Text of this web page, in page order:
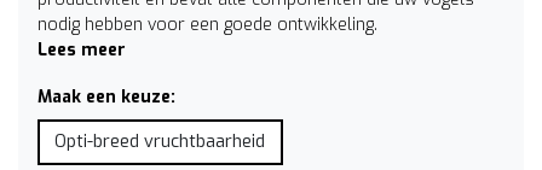
nodig hebben voor een goede ontwikkeling.
Lees meer
Maak een keuze:
Opti-breed vruchtbaarheid